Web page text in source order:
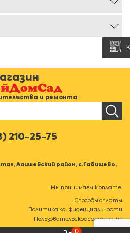
и ремонта
210-25-75
Лаишевский район, с.Габишево,
Мы принимаем к оплате:
Способы оплаты
Политика конфиденциальности
Пользовательское соглашение